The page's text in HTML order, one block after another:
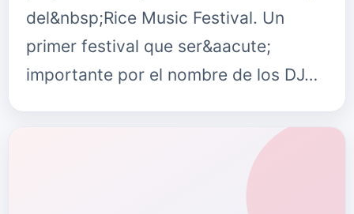
del&nbsp;Rice Music Festival. Un
primer festival que ser&aacute;
importante por el nombre de los DJ…